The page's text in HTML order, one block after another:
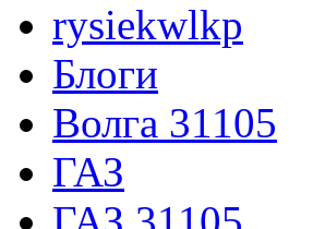
rysiekwlkp
Блоги
Волга 31105
ГАЗ